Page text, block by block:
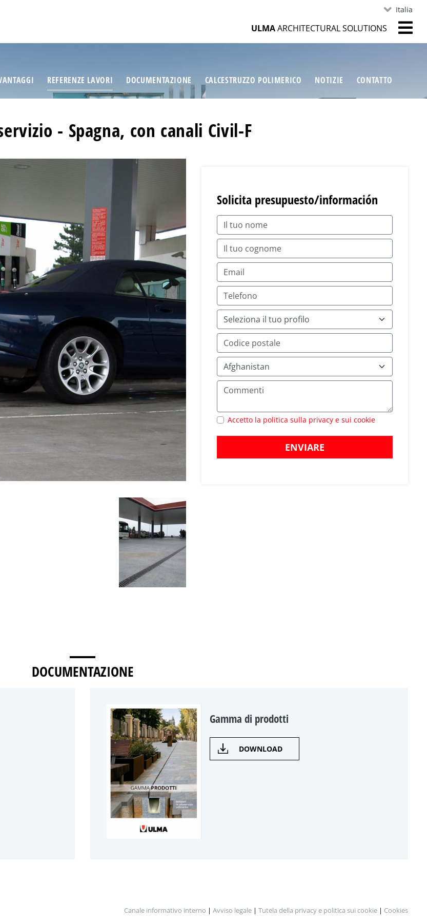
Italia
ULMAARCHITECTURAL SOLUTIONS
REFERENZE LAVORI DOCUMENTAZIONE CALCESTRUZZO POLIMERICO NOTIZIE CONTATTO
- Spagna, con canali Civil-F
Solicita presupuesto/información
Accetto la politica sulla privacy e sui cookie
ENVIARE
DOCUMENTAZIONE
Gamma di prodotti
DOWNLOAD
Canale informativo interno | Avviso legale | Tutela della privacy e politica sui cookie | Cookies